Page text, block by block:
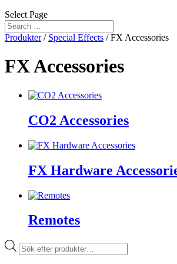
Select Page
Produkter/ Special Effects / FX Accessories
FX Accessories
CO2 Accessories
FX Hardware
Remotes
Produktsökning